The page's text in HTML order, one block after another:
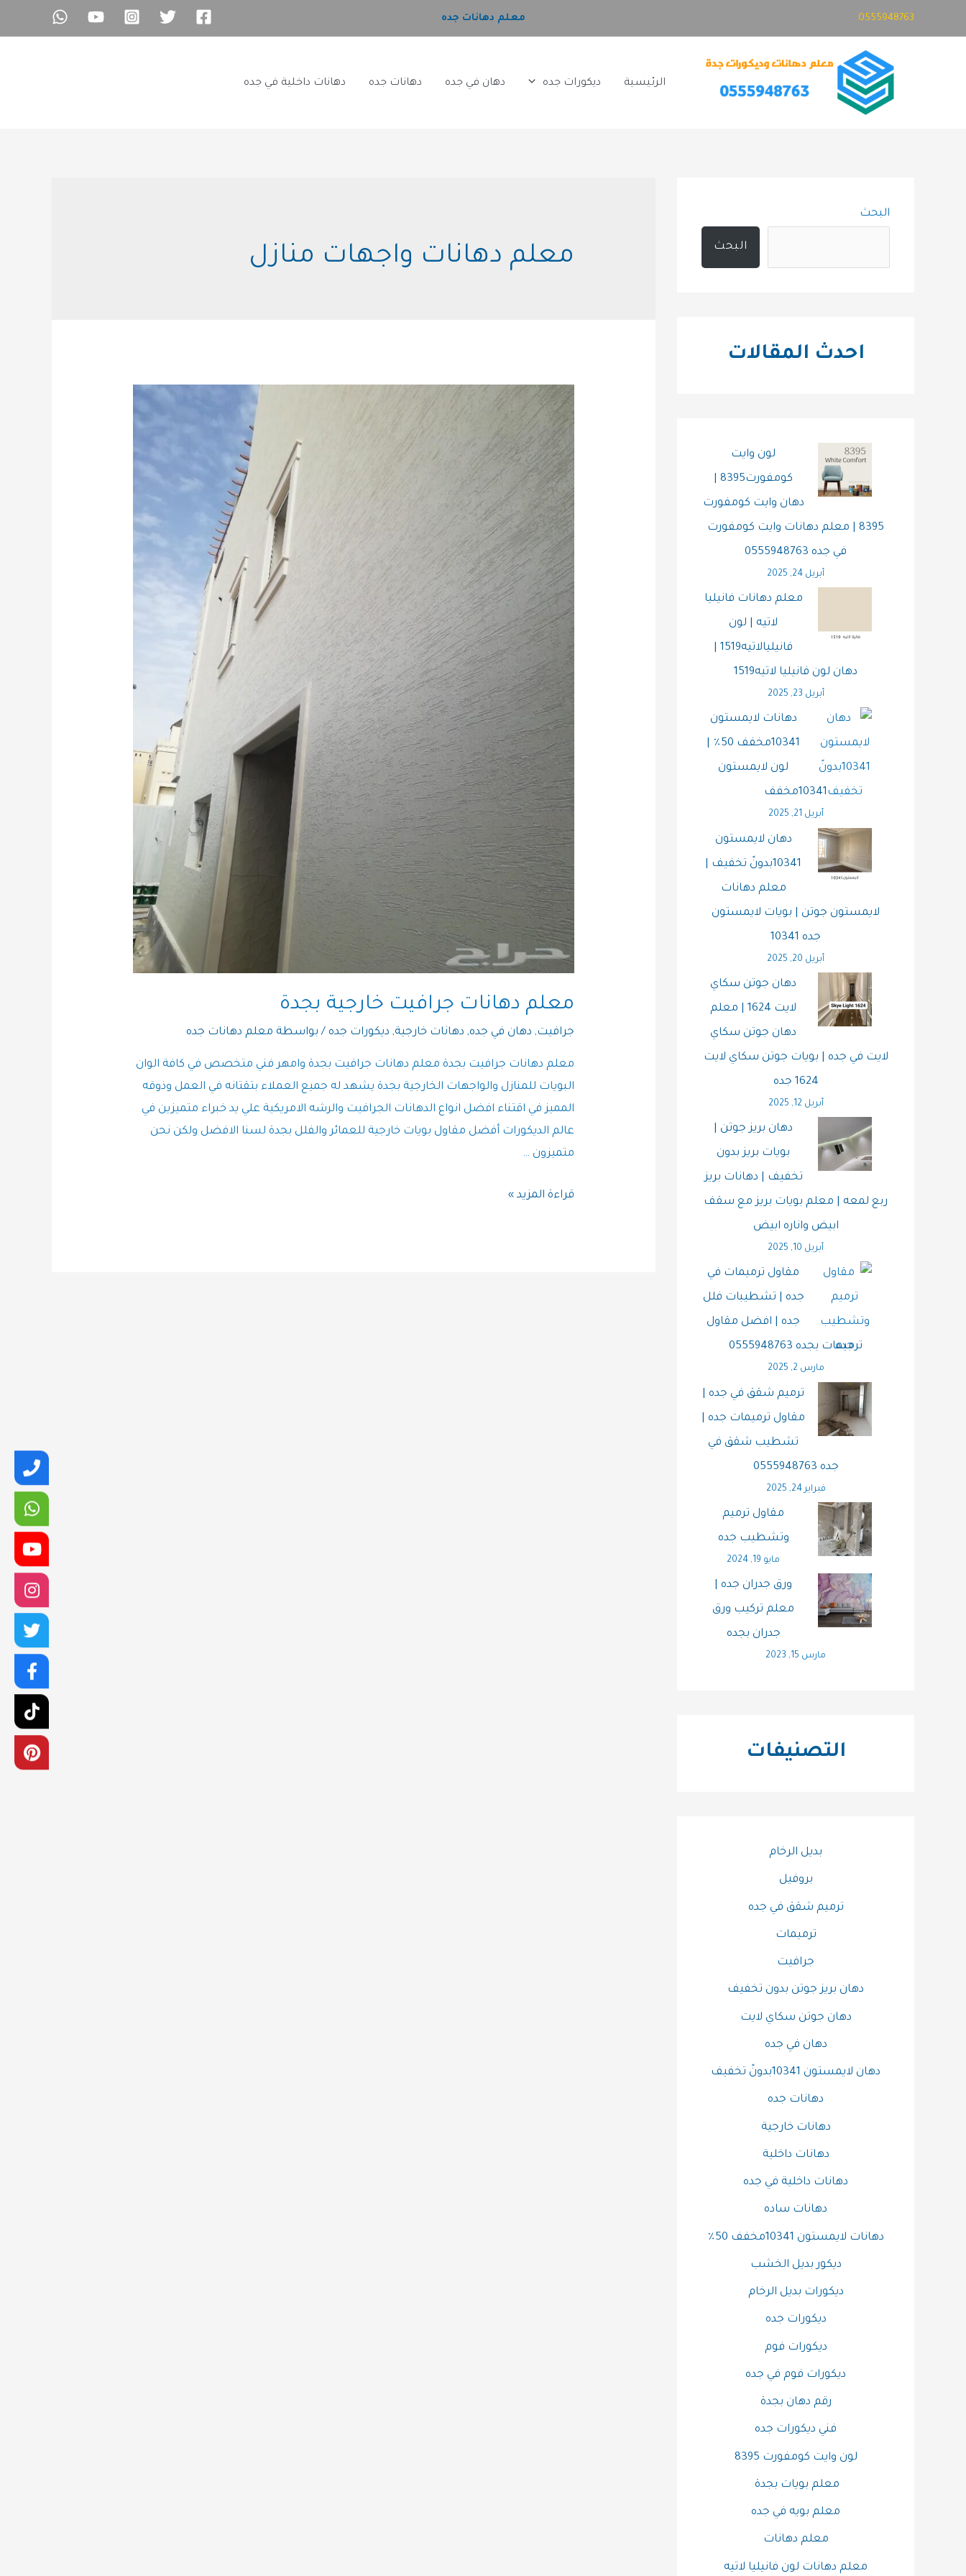
0555948763 معلم دهانات جده
الرئيسية ديكورات جده دهان في جده دهانات جده دهانات داخلية في جده
البحث
البحث
احدث المقالات
لون وايت
كومفورت8395 |
دهان وايت كومفورت
8395 | معلم دهانات وايت كومفورت
في جده 0555948763
أبريل 24, 2025
معلم دهانات فانيليا
لاتيه | لون
فانيليالاتيه1519 |
دهان لون فانيليا لاتيه1519
أبريل 23, 2025
دهانات لايمستون
10341مخفف 50٪ |
لون لايمستون
10341مخفف
أبريل 21, 2025
دهان لايمستون
10341بدونً تخفيف |
معلم دهانات
لايمستون جوتن | بويات لايمستون
جده 10341
أبريل 20, 2025
دهان جوتن سكاي
لايت 1624 | معلم
دهان جوتن سكاي
لايت في جده | بويات جوتن سكاي لايت
1624 جده
أبريل 12, 2025
دهان بريز جوتن |
بويات بريز بدون
تخفيف | دهانات بريز
ربع لمعه | معلم بويات بريز مع سقف
ابيض واناره ابيض
أبريل 10, 2025
مقاول ترميمات في
جده | تشطيبات فلل
جده | افضل مقاول
ترميمات بجده 0555948763
مارس 2, 2025
ترميم شقق في جده |
مقاول ترميمات جده |
تشطيب شقق في
جده 0555948763
فبراير 24, 2025
مقاول ترميم
وتشطيب جده
مايو 19, 2024
ورق جدران جده |
معلم تركيب ورق
جدران بجده
مارس 15, 2023
التصنيفات
بديل الرخام
بروفيل
ترميم شقق في جده
ترميمات
جرافيت
دهان بريز جوتن بدون تخفيف
دهان جوتن سكاي لايت
دهان في جده
دهان لايمستون 10341بدونً تخفيف
دهانات جده
دهانات خارجية
دهانات داخلية
دهانات داخلية في جده
دهانات ساده
دهانات لايمستون 10341مخفف 50٪
ديكور بديل الخشب
ديكورات بديل الرخام
ديكورات جده
ديكورات فوم
ديكورات فوم في جده
رقم دهان بجدة
فني ديكورات جده
لون وايت كومفورت 8395
معلم بويات بجدة
معلم بويه في جده
معلم دهانات
معلم دهانات لون فانيليا لاتيه
معلم دهانات واجهات منازل
معلم دهانات جرافيت خارجية بجدة
جرافيت, دهان في جده, دهانات خارجية, ديكورات جده / بواسطة معلم دهانات جده
معلم دهانات جرافيت بجدة معلم دهانات جرافيت بجدة وامهر فني متخصص في كافة الوان
البويات للمنازل والواجهات الخارجية بجدة يشهد له جميع العملاء بتقتانه في العمل وذوقه
المميز في اقتناء افضل انواع الدهانات الجرافيت والرشه الامريكية علي يد خبراء متميزين في
عالم الديكورات أفضل مقاول بويات خارجية للعمائر والفلل بجدة لسنا الافضل ولكن نحن
متميزون …
معلم
قراءة المزيد »